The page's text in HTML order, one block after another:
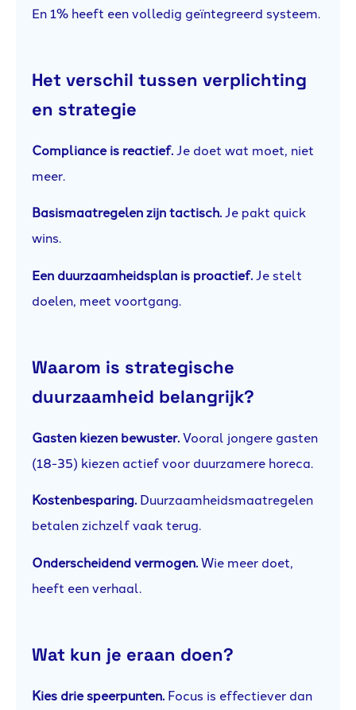
En 1% heeft een volledig geïntegreerd systeem.
Het verschil tussen verplichting
en strategie
Compliance is reactief. Je doet wat moet, niet
meer.
Basismaatregelen zijn tactisch. Je pakt quick
wins.
Een duurzaamheidsplan is proactief. Je stelt
doelen, meet voortgang.
Waarom is strategische
duurzaamheid belangrijk?
Gasten kiezen bewuster.Vooral jongere gasten
(18-35) kiezen actief voor duurzamere horeca.
Kostenbesparing. Duurzaamheidsmaatregelen
betalen zichzelf vaak terug.
Onderscheidend vermogen.Wie meer doet,
heeft een verhaal.
Wat kun je eraan doen?
Kies drie speerpunten. Focus is effectiever dan